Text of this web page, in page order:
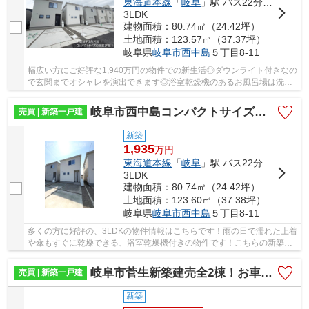
3LDK
建物面積：80.74㎡（24.42坪）
土地面積：123.57㎡（37.37坪）
岐阜県岐阜市西中島 ５丁目8-11
幅広い方にご好評な1,940万円の物件での新生活◎ダウンライト付きなの
で玄関までオシャレを演出できます◎浴室乾燥機のあるお風呂場は洗濯
売買 | 新築一戸建
岐阜市西中島コンパクトサイズの新築戸建全6棟！網戸・エアコン・カーテンレール・テレビアンテナ標準完備
新築
1,935万円
東海道本線 「岐阜 」駅 バス22分 「島大橋東」 停歩5分
3LDK
建物面積：80.74㎡（24.42坪）
土地面積：123.60㎡（37.38坪）
岐阜県岐阜市西中島 ５丁目8-11
多くの方に好評の、3LDKの物件情報はこちらです！雨の日で濡れた上着
や傘もすぐに乾燥できる、浴室乾燥機付きの物件です！こちらの新築戸
売買 | 新築一戸建
岐阜市菅生新築建売全2棟！お車並列3台可能！前面道路幅員6.0ｍ！お車停めやすいです♪
新築